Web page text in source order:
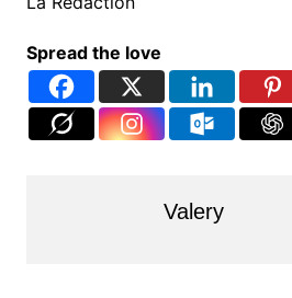
Spread the love
Valery